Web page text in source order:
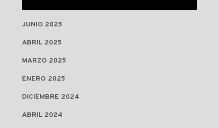
JUNIO 2025
ABRIL 2025
MARZO 2025
ENERO 2025
DICIEMBRE 2024
ABRIL 2024